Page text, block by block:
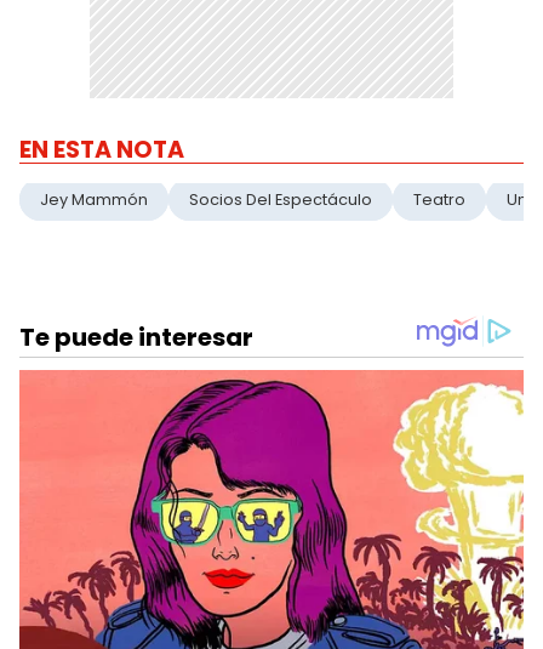
EN ESTA NOTA
Jey Mammón Socios Del Espectáculo Teatro